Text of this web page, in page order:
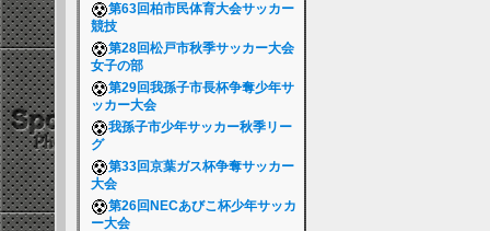
第63回柏市民体育大会サッカー
競技
第28回松戸市秋季サッカー大会
女子の部
第29回我孫子市長杯争奪少年サ
ッカー大会
我孫子市少年サッカー秋季リー
グ
第33回京葉ガス杯争奪サッカー
大会
第26回NECあびこ杯少年サッカ
ー大会